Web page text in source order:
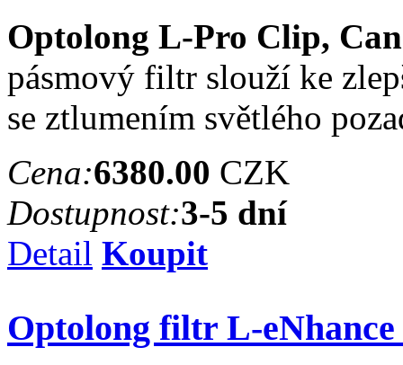
Optolong L-Pro Clip,
pásmový filtr slouží ke
se ztlumením světlého
Cena:6380.00 CZK
Dostupnost:3-5 dní
Detail Koupit
Optolong filtr L-